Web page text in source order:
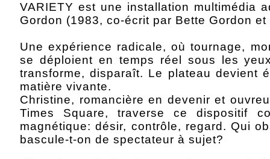
VARIETY est une installation multimédia
Gordon (1983, co-écrit par Bette Gordon
Une expérience radicale, où tournage,
se déploient en temps réel sous les
transforme, disparaît. Le plateau devient
matière vivante.
Christine, romancière en devenir et
Times Square, traverse ce dispositif
magnétique: désir, contrôle, regard. Qui
bascule-t-on de spectateur à sujet?